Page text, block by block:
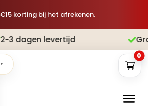
korting bij het afrekenen.
Gratis verzending
▼
0